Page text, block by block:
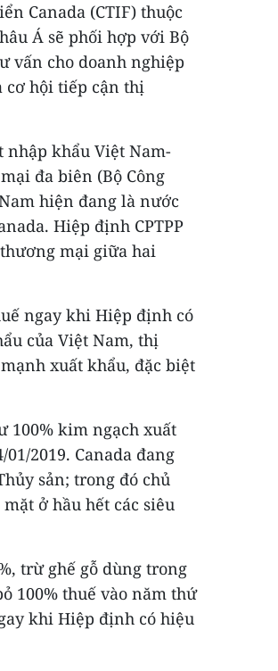
Canada (CTIF) thuộc
Á sẽ phối hợp với Bộ
vấn cho doanh nghiệp
cơ hội tiếp cận thị
nhập khẩu Việt Nam-
đa biên (Bộ Công
hiện đang là nước
Hiệp định CPTPP
mại giữa hai
ngay khi Hiệp định có
của Việt Nam, thị
xuất khẩu, đặc biệt
100% kim ngạch xuất
2019. Canada đang
sản; trong đó chủ
ở hầu hết các siêu
trừ ghế gỗ dùng trong
100% thuế vào năm thứ
khi Hiệp định có hiệu